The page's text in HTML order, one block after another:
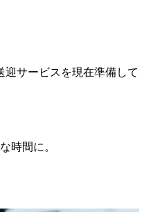
サービスを現在準備して
時間に。